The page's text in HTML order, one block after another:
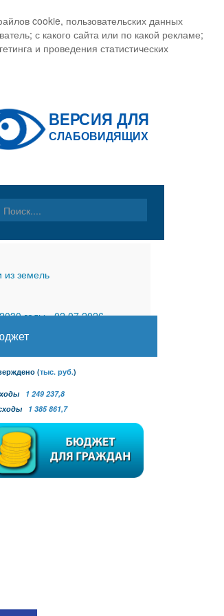
cookie, пользовательских данных
с какого сайта или по какой рекламе;
и проведения статистических
из земель
годы-02.07.2026
(тыс. руб.)
1 249 237,8
1 385 861,7